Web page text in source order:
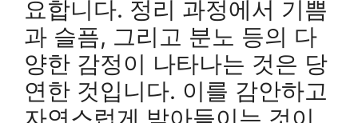
요합니다. 정리 과정에서 기쁨
과 슬픔, 그리고 분노 등의 다
양한 감정이 나타나는 것은 당
연한 것입니다. 이를 감안하고
자연스럽게 받아들이는 것이